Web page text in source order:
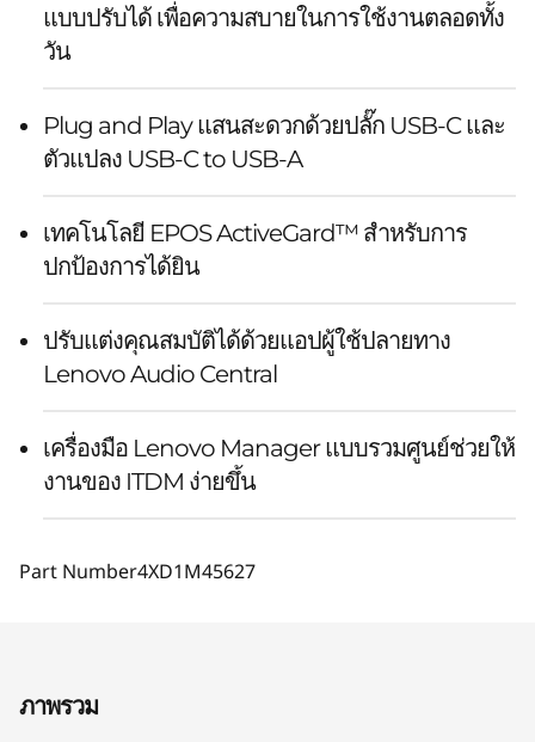
แบบปรับได้ เพื่อความสบายในการใช้งานตลอดทั้ง
วัน
Plug and Play แสนสะดวกด้วยปลั๊ก USB-C และ
ตัวแปลง USB-C to USB-A
เทคโนโลยี EPOS ActiveGard™ สำหรับการ
ปกป้องการได้ยิน
ปรับแต่งคุณสมบัติได้ด้วยแอปผู้ใช้ปลายทาง
Lenovo Audio Central
เครื่องมือ Lenovo Manager แบบรวมศูนย์ช่วยให้
งานของ ITDM ง่ายขึ้น
Part Number4XD1M45627
ภาพรวม